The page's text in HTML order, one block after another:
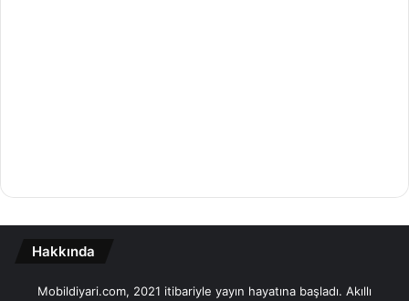
Hakkında
Mobildiyari.com, 2021 itibariyle yayın hayatına başladı. Akıllı